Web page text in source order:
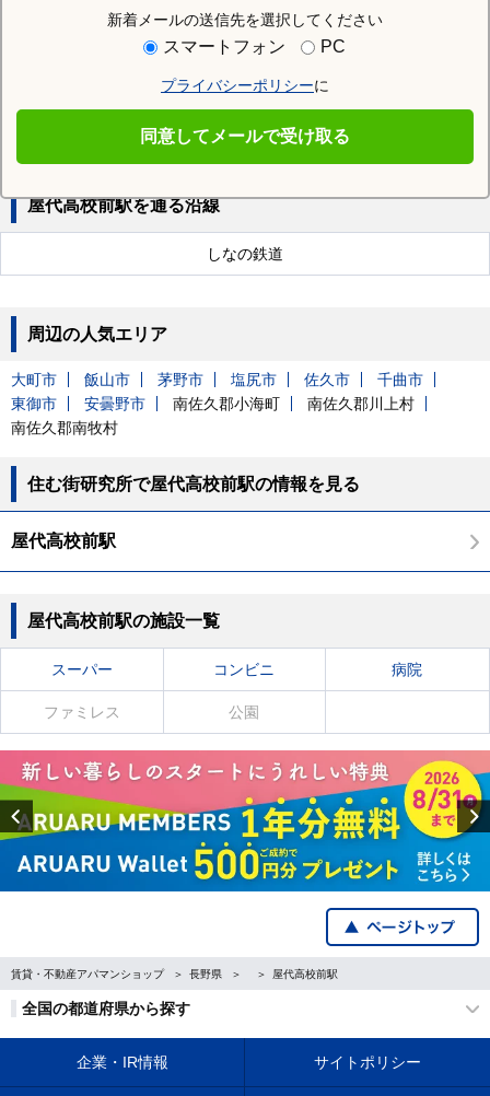
新着メールの送信先を選択してください
スマートフォン PC
プライバシーポリシーに
同意してメールで受け取る
千曲駅
屋代高校前駅を通る沿線
しなの鉄道
周辺の人気エリア
大町市 飯山市 茅野市 塩尻市 佐久市
千曲市
東御市
安曇野市 南佐久郡小海町
南佐久郡川上村
南佐久郡南牧村
住む街研究所で屋代高校前駅の情報を見る
屋代高校前駅
屋代高校前駅の施設一覧
スーパー コンビニ 病院
ファミレス 公園
Previous
賃貸・不動産アパマンショップ 長野県 屋代高校前駅
全国の都道府県から探す
企業・IR情報 サイトポリシー